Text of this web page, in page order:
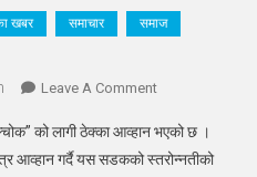
खबर समाचार
समाज
Leave A CommentOn
नेपालको
पहलमा
को लागी ठेक्का आव्हान भएको छ ।
आव्हान गर्दै यस सडकको स्तरोन्नतीको